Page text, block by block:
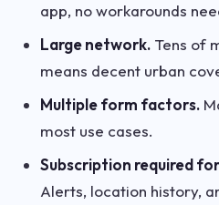
app, no workarounds
Large network. Tens of
means decent urban
Multiple form factors.
most use cases.
Subscription required
Alerts, location history,